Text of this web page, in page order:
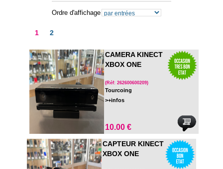
Ordre d'affichage
1 2
CAMERA KINECT
XBOX ONE
(Réf: 262600600209)
Tourcoing
>+infos
10.00 €
CAPTEUR KINECT
XBOX ONE